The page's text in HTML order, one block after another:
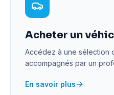
Acheter un
Accédez à une sélection
accompagnés par un
En savoir plus